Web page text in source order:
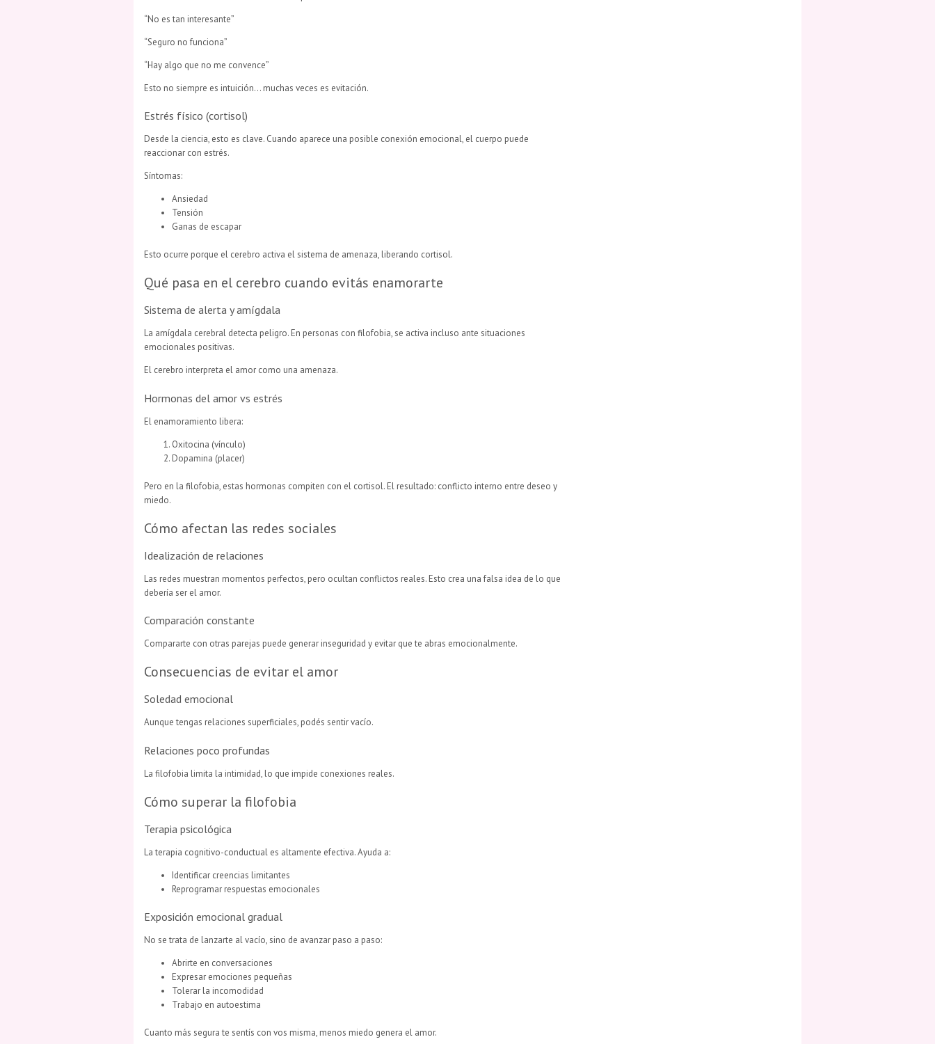
“No es tan interesante”
“Seguro no funciona”
“Hay algo que no me convence”
Esto no siempre es intuición… muchas veces es evitación.
Estrés físico (cortisol)
Desde la ciencia, esto es clave. Cuando aparece una posible conexión emocional, el cuerpo puede
reaccionar con estrés.
Síntomas:
Ansiedad
Tensión
Ganas de escapar
Esto ocurre porque el cerebro activa el sistema de amenaza, liberando cortisol.
Qué pasa en el cerebro cuando evitás enamorarte
Sistema de alerta y amígdala
La amígdala cerebral detecta peligro. En personas con filofobia, se activa incluso ante situaciones
emocionales positivas.
El cerebro interpreta el amor como una amenaza.
Hormonas del amor vs estrés
El enamoramiento libera:
Oxitocina (vínculo)
Dopamina (placer)
Pero en la filofobia, estas hormonas compiten con el cortisol. El resultado: conflicto interno entre deseo y
miedo.
Cómo afectan las redes sociales
Idealización de relaciones
Las redes muestran momentos perfectos, pero ocultan conflictos reales. Esto crea una falsa idea de lo que
debería ser el amor.
Comparación constante
Compararte con otras parejas puede generar inseguridad y evitar que te abras emocionalmente.
Consecuencias de evitar el amor
Soledad emocional
Aunque tengas relaciones superficiales, podés sentir vacío.
Relaciones poco profundas
La filofobia limita la intimidad, lo que impide conexiones reales.
Cómo superar la filofobia
Terapia psicológica
La terapia cognitivo-conductual es altamente efectiva. Ayuda a:
Identificar creencias limitantes
Reprogramar respuestas emocionales
Exposición emocional gradual
No se trata de lanzarte al vacío, sino de avanzar paso a paso:
Abrirte en conversaciones
Expresar emociones pequeñas
Tolerar la incomodidad
Trabajo en autoestima
Cuanto más segura te sentís con vos misma, menos miedo genera el amor.